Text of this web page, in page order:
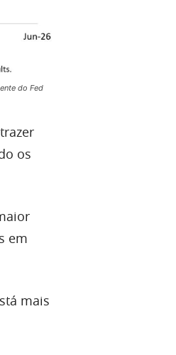
do Fed
os
em
mais